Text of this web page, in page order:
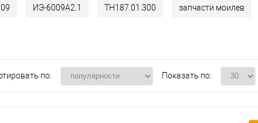
ИЭ-6009А2.1 ТН187.01.300 запчасти моилев
по: Показать по: